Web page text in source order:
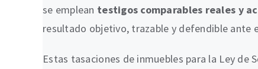
se emplean testigos comparables reales y
resultado objetivo, trazable y defendible ante
Estas tasaciones de inmuebles para la Ley de